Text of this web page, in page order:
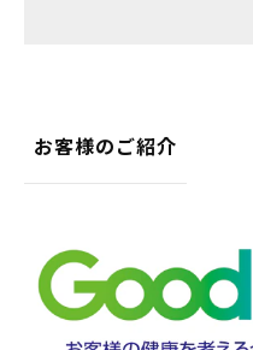
お客様のご紹介